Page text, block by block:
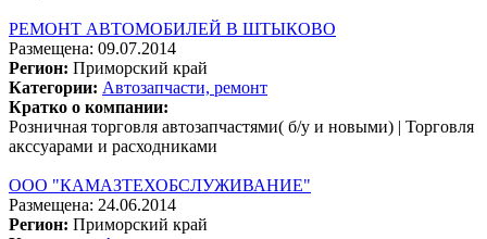
РЕМОНТ АВТОМОБИЛЕЙ В ШТЫКОВО
Размещена: 09.07.2014
Регион: Приморский край
Категории: Автозапчасти, ремонт
Кратко о компании:
Розничная торговля автозапчастями( б/у и новыми) | Торговля
акссуарами и расходниками
ООО "КАМАЗТЕХОБСЛУЖИВАНИЕ"
Размещена: 24.06.2014
Регион: Приморский край